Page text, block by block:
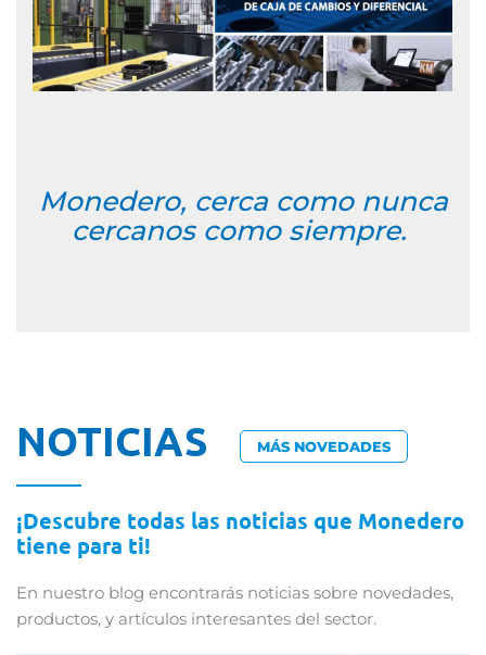
Monedero, cerca como nunca
cercanos como siempre.
NOTICIAS MÁS NOVEDADES
¡Descubre todas las noticias que Monedero
tiene para ti!
En nuestro blog encontrarás noticias sobre novedades,
productos, y artículos interesantes del sector.